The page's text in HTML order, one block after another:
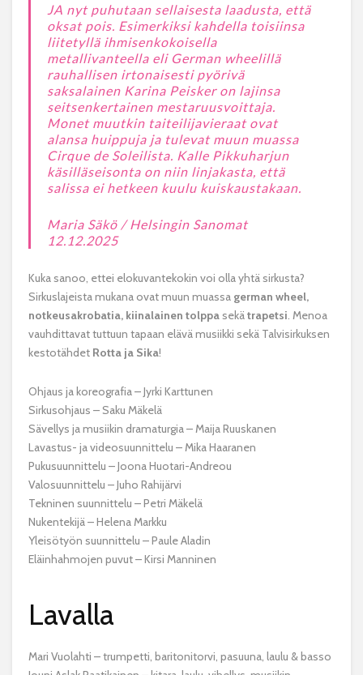
JA nyt puhutaan sellaisesta laadusta, että
oksat pois. Esimerkiksi kahdella toisiinsa
liitetyllä ihmisenkokoisella
metallivanteella eli German wheelillä
rauhallisen irtonaisesti pyörivä
saksalainen Karina Peisker on lajinsa
seitsenkertainen mestaruusvoittaja.
Monet muutkin taiteilijavieraat ovat
alansa huippuja ja tulevat muun muassa
Cirque de Soleilista. Kalle Pikkuharjun
käsilläseisonta on niin linjakasta, että
salissa ei hetkeen kuulu kuiskaustakaan.
Maria Säkö / Helsingin Sanomat
12.12.2025
Kuka sanoo, ettei elokuvantekokin voi olla yhtä sirkusta?
Sirkuslajeista mukana ovat muun muassa german wheel,
notkeusakrobatia, kiinalainen tolppa sekätrapetsi . Menoa
vauhdittavat tuttuun tapaan elävä musiikki sekä Talvisirkuksen
kestotähdet Rotta ja Sika!
Ohjaus ja koreografia – Jyrki Karttunen
Sirkusohjaus – Saku Mäkelä
Sävellys ja musiikin dramaturgia – Maija Ruuskanen
Lavastus- ja videosuunnittelu – Mika Haaranen
Pukusuunnittelu – Joona Huotari-Andreou
Valosuunnittelu – Juho Rahijärvi
Tekninen suunnittelu – Petri Mäkelä
Nukentekijä – Helena Markku
Yleisötyön suunnittelu – Paule Aladin
Eläinhahmojen puvut – Kirsi Manninen
Lavalla
Mari Vuolahti – trumpetti, baritonitorvi, pasuuna, laulu & basso